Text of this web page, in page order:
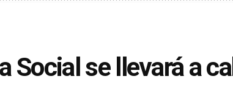
Social se llevará a